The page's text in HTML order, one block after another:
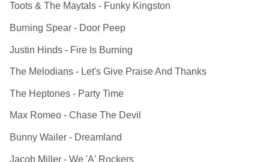
Toots & The Maytals - Funky Kingston
Burning Spear - Door Peep
Justin Hinds - Fire Is Burning
The Melodians - Let's Give Praise And Thanks
The Heptones - Party Time
Max Romeo - Chase The Devil
Bunny Wailer - Dreamland
Jacob Miller - We 'A' Rockers